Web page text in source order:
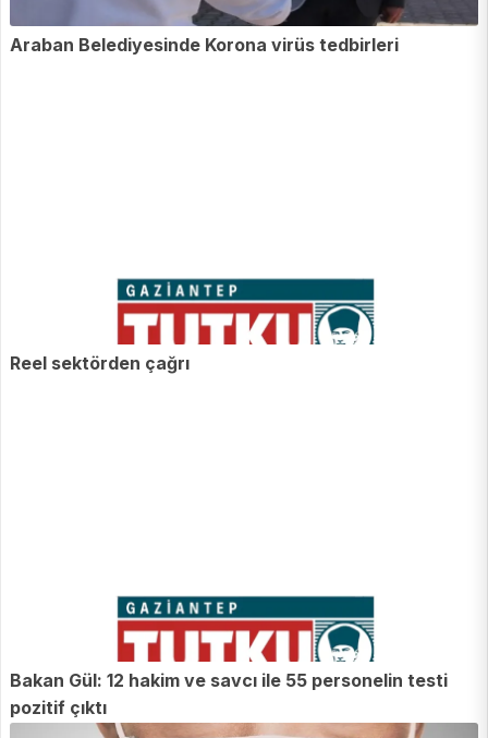
Araban Belediyesinde Korona virüs tedbirleri
Reel sektörden çağrı
Bakan Gül: 12 hakim ve savcı ile 55 personelin testi
pozitif çıktı